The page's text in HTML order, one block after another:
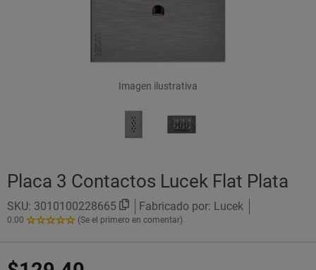
Imagen ilustrativa
Placa 3 Contactos Lucek Flat Plata
SKU: 3010100228665 Fabricado por: Lucek
0.00
0.00
Estrellas!
(Se el primero en comentar)